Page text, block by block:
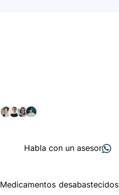
Habla con un asesor
Medicamentos desabastecidos